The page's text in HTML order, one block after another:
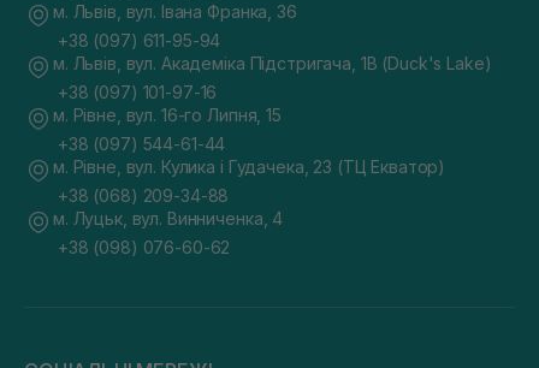
м. Львів, вул. Івана Франка, 36
+38 (097) 611-95-94
м. Львів, вул. Академіка Підстригача, 1В (Duck's Lake)
+38 (097) 101-97-16
м. Рівне, вул. 16-го Липня, 15
+38 (097) 544-61-44
м. Рівне, вул. Кулика і Гудачека, 23 (ТЦ Екватор)
+38 (068) 209-34-88
м. Луцьк, вул. Винниченка, 4
+38 (098) 076-60-62